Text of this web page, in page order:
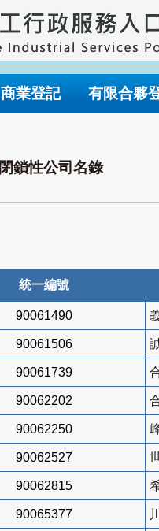
商業登記 有限合夥
閉鎖性公司名錄
統一編號
90061490
90061506
90061739
90062202
90062250
90062527
90062815
90065377